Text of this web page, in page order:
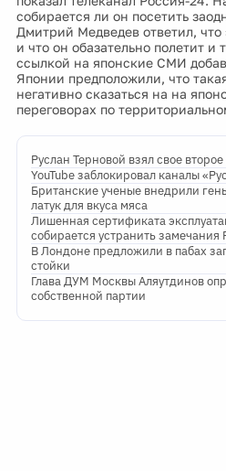
собирается ли он посетить
Дмитрий Медведев ответил,
и что он обазательно полетит и
ссылкой на японские СМИ
Японии предположили, что
негативно сказаться на на
переговорах по
Руслан Терновой взял свое
YouTube заблокировал каналы
Британские ученые внедрили
латук для вкуса мяса
Лишенная сертификата
собирается устранить замечания
В Лондоне предложили в пабах
стойки
Глава ДУМ Москвы Аляутдинов
собственной партии